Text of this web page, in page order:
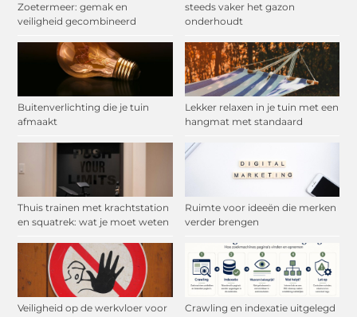
Zoetermeer: gemak en
veiligheid gecombineerd
steeds vaker het gazon
onderhoudt
Buitenverlichting die je tuin
afmaakt
Lekker relaxen in je tuin met een
hangmat met standaard
Thuis trainen met krachtstation
en squatrek: wat je moet weten
Ruimte voor ideeën die merken
verder brengen
Veiligheid op de werkvloer voor
Crawling en indexatie uitgelegd